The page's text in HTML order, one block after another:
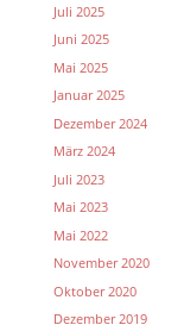
Juli 2025
Juni 2025
Mai 2025
Januar 2025
Dezember 2024
März 2024
Juli 2023
Mai 2023
Mai 2022
November 2020
Oktober 2020
Dezember 2019